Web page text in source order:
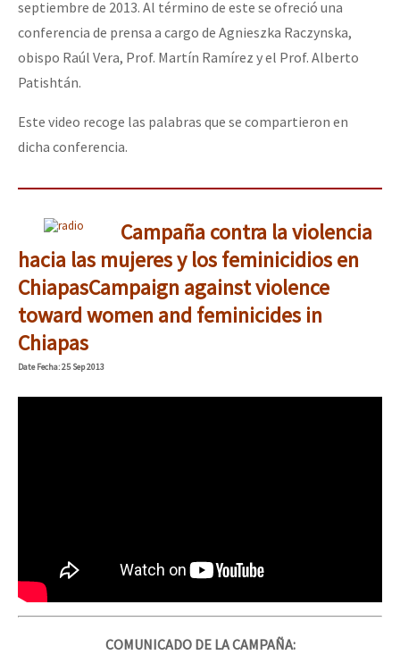
septiembre de 2013. Al término de este se ofreció una
conferencia de prensa a cargo de Agnieszka Raczynska,
obispo Raúl Vera, Prof. Martín Ramírez y el Prof. Alberto
Patishtán.
Este video recoge las palabras que se compartieron en
dicha conferencia.
Campaña contra la violencia
hacia las mujeres y los feminicidios en
ChiapasCampaign against violence
toward women and feminicides in
Chiapas
DateFecha: 25 Sep 2013
COMUNICADO DE LA CAMPAÑA: